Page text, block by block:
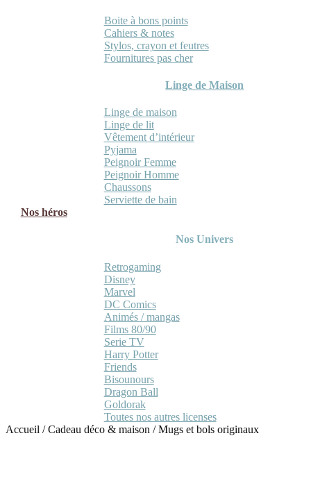
Boite à bons points
Cahiers & notes
Stylos, crayon et feutres
Fournitures pas cher
Linge de Maison
Linge de maison
Linge de lit
Vêtement d’intérieur
Pyjama
Peignoir Femme
Peignoir Homme
Chaussons
Serviette de bain
Nos héros
Nos Univers
Retrogaming
Disney
Marvel
DC Comics
Animés / mangas
Films 80/90
Serie TV
Harry Potter
Friends
Bisounours
Dragon Ball
Goldorak
Toutes nos autres licenses
Accueil /Cadeau déco & maison /Mugs et bols originaux